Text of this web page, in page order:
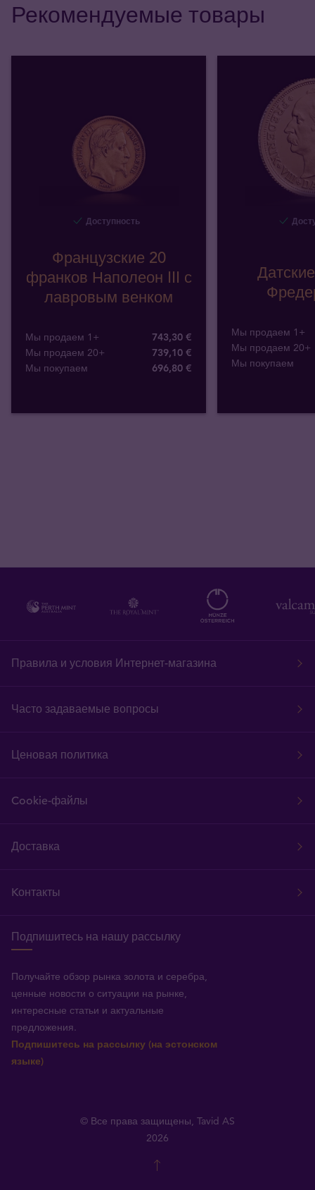
Рекомендуемые товары
Доступность
Французские 20
франков Наполеон III с
лавровым венком
Мы продаем 1+
743,30 €
Мы продаем 20+
739,10 €
Мы покупаем
696,80 €
Мы продаем 1+
Мы продаем 20+
Мы покупаем
Правила и условия Интернет-магазина
Часто задаваемые вопросы
Ценовая политика
Cookie-файлы
Доставка
Kонтакты
Подпишитесь на нашу рассылку
Получайте обзор рынка золота и серебра,
ценные новости о ситуации на рынке,
интересные статьи и актуальные
предложения.
Подпишитесь на рассылку (на эстонском
языке)
© Все права защищены, Tavid AS
2026